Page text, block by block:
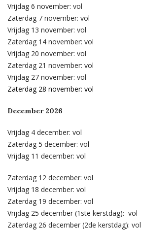
Vrijdag 6 november: vol
Zaterdag 7 november: vol
Vrijdag 13 november: vol
Zaterdag 14 november: vol
Vrijdag 20 november: vol
Zaterdag 21 november: vol
Vrijdag 27 november: vol
Zaterdag 28 november: vol
December 2026
Vrijdag 4 december: vol
Zaterdag 5 december: vol
Vrijdag 11 december: vol
Zaterdag 12 december: vol
Vrijdag 18 december: vol
Zaterdag 19 december: vol
Vrijdag 25 december (1ste kerstdag): vol
Zaterdag 26 december (2de kerstdag): vol